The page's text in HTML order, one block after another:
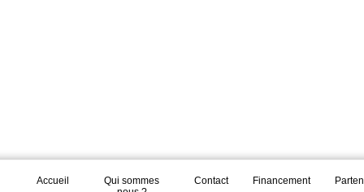
Accueil
Qui sommes
Contact Financement